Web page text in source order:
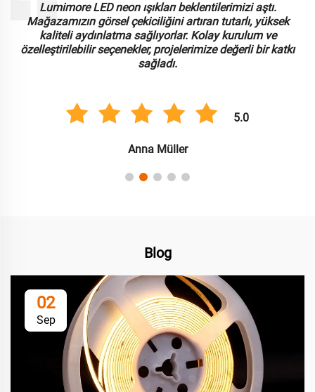
Lumimore LED neon ışıkları beklentilerimizi aştı.
Mağazamızın görsel çekiciliğini artıran tutarlı, yüksek
kaliteli aydınlatma sağlıyorlar. Kolay kurulum ve
özelleştirilebilir seçenekler, projelerimize değerli bir katkı
sağladı.
5.0
Anna Müller
Blog
02
Sep